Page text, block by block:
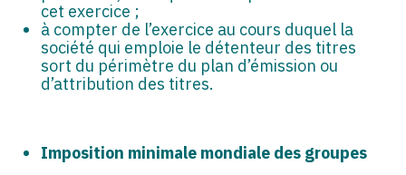
cet exercice ;
à compter de l’exercice au cours duquel la
société qui emploie le détenteur des titres
sort du périmètre du plan d’émission ou
d’attribution des titres.
Imposition minimale mondiale des groupes